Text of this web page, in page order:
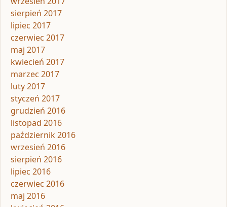
sierpień 2017
lipiec 2017
czerwiec 2017
maj 2017
kwiecień 2017
marzec 2017
luty 2017
styczeń 2017
grudzień 2016
listopad 2016
październik 2016
wrzesień 2016
sierpień 2016
lipiec 2016
czerwiec 2016
maj 2016